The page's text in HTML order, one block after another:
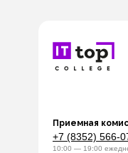
10:00 — 19:00
Приемная
+7 (8352) 566-